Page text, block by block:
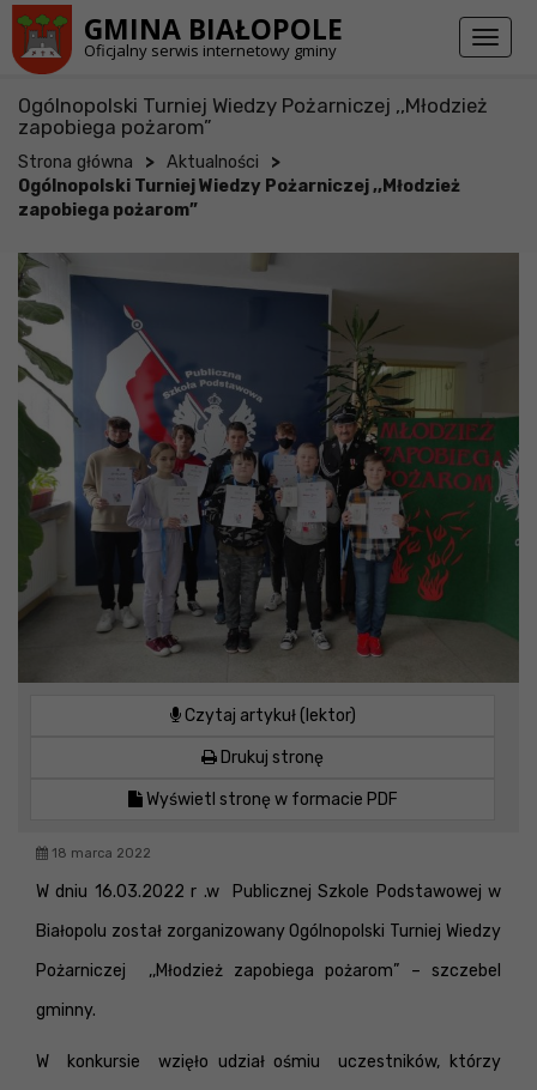
GMINA BIAŁOPOLE
Oficjalny serwis internetowy gminy
Toggle
Ogólnopolski Turniej Wiedzy Pożarniczej ,,Młodzież
zapobiega pożarom”
Strona główna > Aktualności >
Ogólnopolski Turniej Wiedzy Pożarniczej ,,Młodzież
zapobiega pożarom”
Czytaj artykuł (lektor)
Drukuj stronę
Wyświetl stronę w formacie PDF
18 marca 2022
W dniu 16.03.2022 r .w Publicznej Szkole Podstawowej w
Białopolu został zorganizowany Ogólnopolski Turniej Wiedzy
Pożarniczej ,,Młodzież zapobiega pożarom” – szczebel
gminny.
W konkursie wzięło udział ośmiu uczestników, którzy